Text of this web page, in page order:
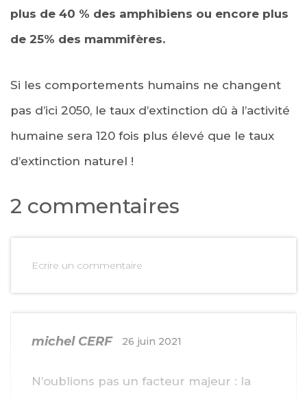
plus de 40 % des amphibiens ou encore plus
de 25% des mammifères.
Si les comportements humains ne changent
pas d’ici 2050, le taux d’extinction dû à l’activité
humaine sera 120 fois plus élevé que le taux
d’extinction naturel !
2 commentaires
Ecrire un commentaire
michel CERF 26 juin 2021
N’oublions pas un facteur majeur : la